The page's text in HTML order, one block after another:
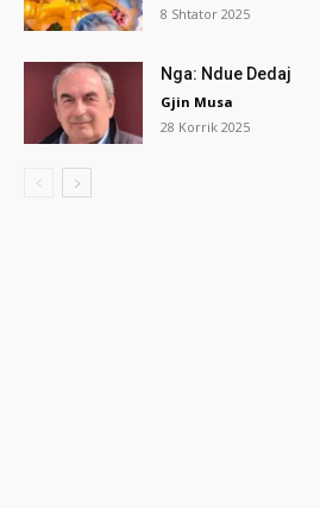
8 Shtator 2025
Nga: Ndue Dedaj
Gjin Musa
28 Korrik 2025